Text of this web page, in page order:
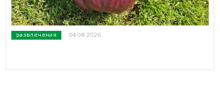
развлечения 04.08.2026